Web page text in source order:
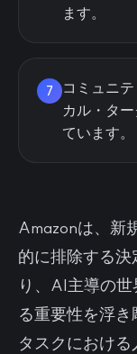
ます。
7
コミュニ
カル・タ
ています。
Amazonは、新
的に排除する
り、AI主導の
る重要性を浮
タスクにおけ